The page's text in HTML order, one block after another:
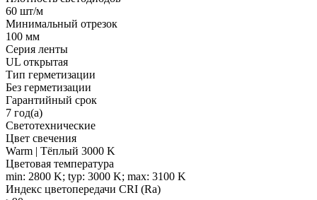
60 шт/м
Минимальный отрезок
100 мм
Серия ленты
UL открытая
Тип герметизации
Без герметизации
Гарантийный срок
7 год(а)
Светотехнические
Цвет свечения
Warm | Тёплый 3000 K
Цветовая температура
min: 2800 K; typ: 3000 K; max: 3100 K
Индекс цветопередачи CRI (Ra)